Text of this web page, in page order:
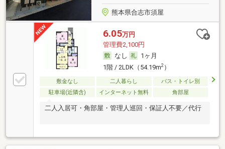
熊本県合志市須屋
6.05万円
管理費2,100円
なし
1ヶ月
1階 / 2LDK（54.19m2）
敷金なし 二人暮らし
バス・トイレ別
駐車場(近隣含)
インターネット無料 角部屋
二人入居可・角部屋・管理人巡回・保証人不要／代行